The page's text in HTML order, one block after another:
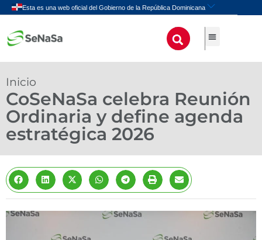
Inicio
CoSeNaSa celebra Reunión
Ordinaria y define agenda
estratégica 2026